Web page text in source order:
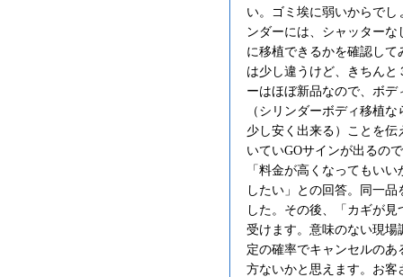
い。ゴミ埃に弱いからでし
ンダーには、シャッター
に移植できるかを確認し
は少し違うけど、きちん
ーはほぼ新品なので、ボ
（シリンダーボディ移植
少し安く出来る）ことを
いていGOサインが出るの
「料金が高くなってもい
したい」との回答。同一
した。その後、「カギが
受けます。意味のない現
定の確率でキャンセルの
方ないかと思えます。お